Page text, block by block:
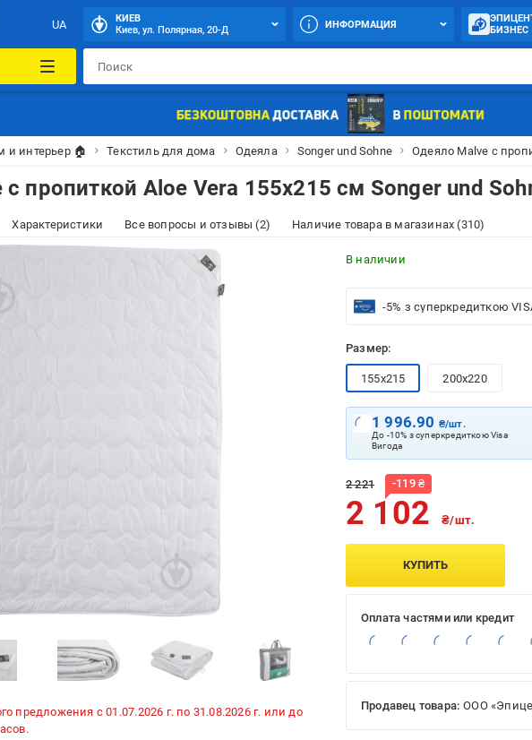
UA
КИЕВ
Киев, ул. Полярная, 20-Д
ИНФОРМАЦИЯ
БИЗНЕС
и интерьер 🏠 Текстиль для дома Одеяла Songer und Sohne Одеяло Malve с
пропиткой Aloe Vera 155x215 см Songer und
Характеристики Все вопросы и отзывы (2) Наличие товара в магазинах (310)
предложения с 01.07.2026 г. по 31.08.2026 г. или до
В наличии
-5% з суперкредиткою
Размер:
155x215 200x220
1 996.90 ₴/шт.
До -10% з суперкредиткою Visa
Вигода
2 221 -119₴
2 102 ₴/шт.
КУПИТЬ
Оплата частями или кредит
Продавец товара: ООО